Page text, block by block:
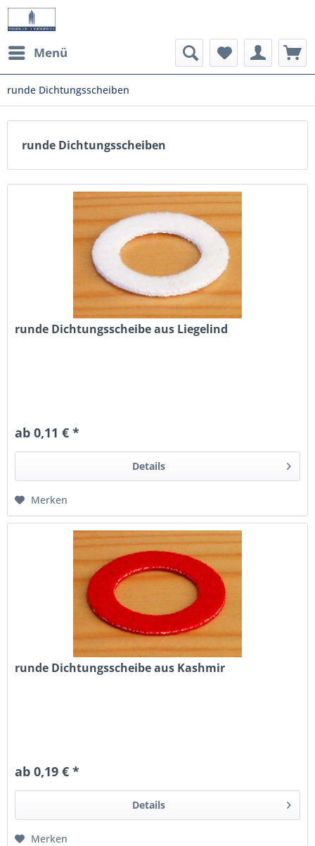
Menü
runde Dichtungsscheiben
runde Dichtungsscheiben
runde Dichtungsscheibe aus Liegelind
ab 0,11 € *
Details
Merken
runde Dichtungsscheibe aus Kashmir
ab 0,19 € *
Details
Merken